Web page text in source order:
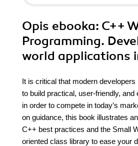
Opis ebooka: C++
Programming.
world applications
It is critical that modern developers
to build practical, user-friendly, and
in order to compete in today’s
on guidance, this book illustrates
C++ best practices and the Small
oriented class library to ease your